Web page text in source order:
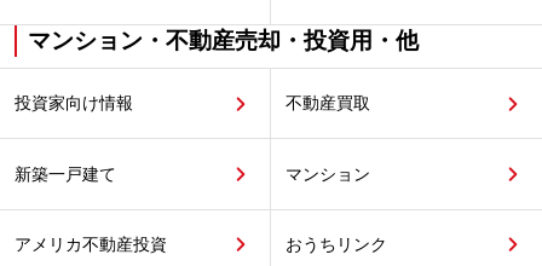
マンション・不動産売却・投資用・他
投資家向け情報 不動産買取
新築一戸建て マンション
アメリカ不動産投資 おうちリンク